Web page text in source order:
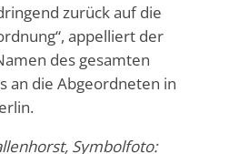
zurück auf die
appelliert der
des gesamten
an die Abgeordneten in
Symbolfoto: